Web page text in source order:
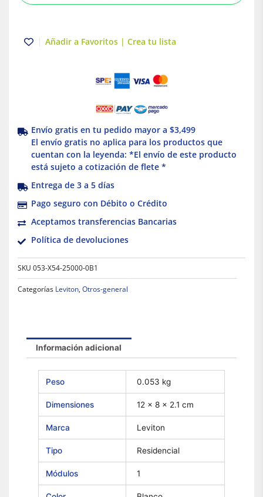
blanco
cantidadAñadir a Favoritos | Crea tu lista
Envío gratis en tu pedido mayor a $3,499
El envío gratis no aplica para los productos que
cuentan con la leyenda: *El envío de este producto
está sujeto a cotización de flete *
Entrega de 3 a 5 días
Pago seguro con Débito o Crédito
Aceptamos transferencias Bancarias
Política de devoluciones
SKU 053-X54-25000-0B1
Categorías Leviton, Otros-general
Información adicional
Peso 0.053 kg
Dimensiones 12 × 8 × 2.1 cm
Marca Leviton
Tipo Residencial
Módulos 1